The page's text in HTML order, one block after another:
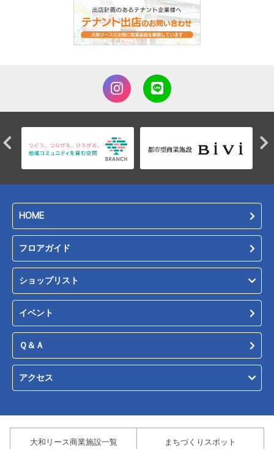
HOME
フロアガイド
ショップリスト
イベント
Ｑ＆Ａ
アクセス
大和リース商業施設一覧 まちづくりスポット